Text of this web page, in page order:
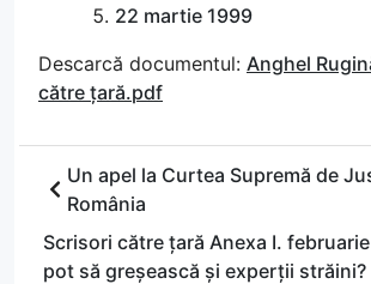
22 martie 1999
Descarcă documentul: Anghel
către țară.pdf
Un apel la Curtea Supremă de
România
Scrisori către țară Anexa I.
pot să greșească și experții străini?